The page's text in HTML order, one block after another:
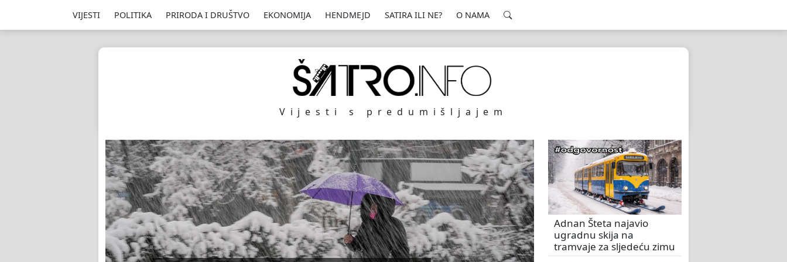
VIJESTI POLITIKA PRIRODA I DRUŠTVO EKONOMIJA HENDMEJD SATIRA ILI NE? O NAMA
Vijesti s predumišljajem
Adnan Šteta najavio
ugradnu skija na
tramvaje za sljedeću zimu